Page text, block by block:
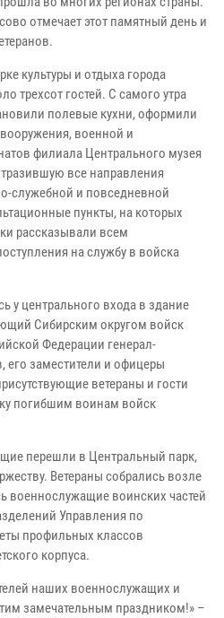
отмечает этот памятный день и
культуры и отдыха города
трехсот гостей. С самого утра
полевые кухни, оформили
военной и
филиала Центрального музея
все направления
служебной и повседневной
пункты, на которых
рассказывали всем
на службу в войска
у центрального входа в здание
Сибирским округом войск
Федерации генерал-
его заместители и офицеры
ветераны и гости
погибшим воинам войск
перешли в Центральный парк,
Ветераны собрались возле
военнослужащие воинских частей
Управления по
профильных классов
корпуса.
наших военнослужащих и
замечательным праздником!» –